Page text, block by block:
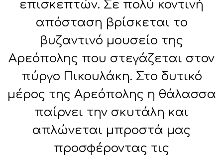
επισκεπτών. Σε πολύ κοντινή
απόσταση βρίσκεται το
βυζαντινό μουσείο της
Αρεόπολης που στεγάζεται στον
πύργο Πικουλάκη. Στο δυτικό
μέρος της Αρεόπολης η θάλασσα
παίρνει την σκυτάλη και
απλώνεται μπροστά μας
προσφέροντας τις